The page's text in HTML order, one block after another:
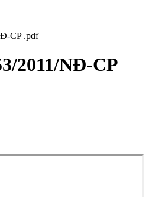
CP .pdf
2011/NĐ-CP